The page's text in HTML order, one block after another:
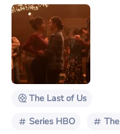
episodios de la serie
a millones de
de jugar el videojuego.
tomado algunas
de la trama; adicional a
nuevos personajes que
The Last of Us
Series HBO